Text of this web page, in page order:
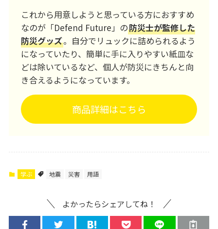
これから用意しようと思っている方におすすめ
なのが「Defend Future」の防災士が監修した
防災グッズ。自分でリュックに詰められるよう
になっていたり、簡単に手に入りやすい紙皿な
どは除いているなど、個人が防災にきちんと向
き合えるようになっています。
商品詳細はこちら
学ぶ 地震 災害 用語
よかったらシェアしてね！